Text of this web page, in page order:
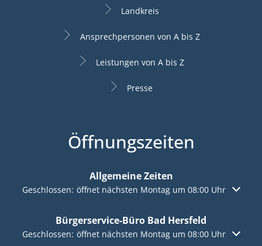
Landkreis
Ansprechpersonen von A bis Z
Leistungen von A bis Z
Presse
Öffnungszeiten
Allgemeine Zeiten
Klicken, um weitere Öffnungs- oder Schließzeiten
Geschlossen: öffnet nächsten Montag um 08:00 Uhr
Bürgerservice-Büro Bad Hersfeld
Klicken, um weitere Öffnungs- oder Schließzeiten
Geschlossen: öffnet nächsten Montag um 08:00 Uhr